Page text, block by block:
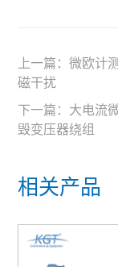
上一篇：微欧计
磁干扰
下一篇： 大电流
毁变压器绕组
相关产品